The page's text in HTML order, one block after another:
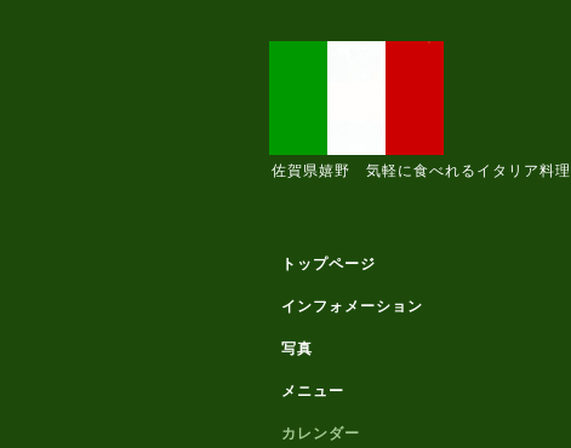
佐賀県嬉野 気軽に食べれるイタリア料理
トップページ
インフォメーション
写真
メニュー
カレンダー